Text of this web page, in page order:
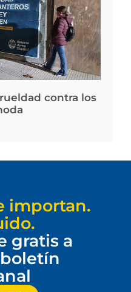
contra los
importan.
gratis a